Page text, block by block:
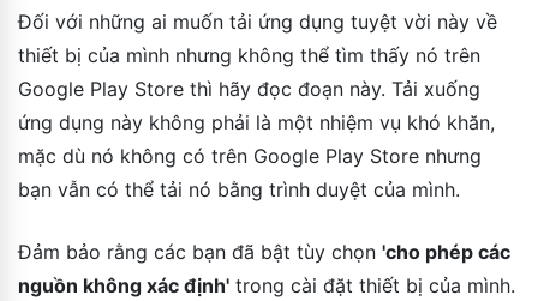
Đối với những ai muốn tải ứng dụng tuyệt vời này về
thiết bị của mình nhưng không thể tìm thấy nó trên
Google Play Store thì hãy đọc đoạn này. Tải xuống
ứng dụng này không phải là một nhiệm vụ khó khăn,
mặc dù nó không có trên Google Play Store nhưng
bạn vẫn có thể tải nó bằng trình duyệt của mình.
Đảm bảo rằng các bạn đã bật tùy chọn 'cho phép các
nguồn không xác định' trong cài đặt thiết bị của mình.